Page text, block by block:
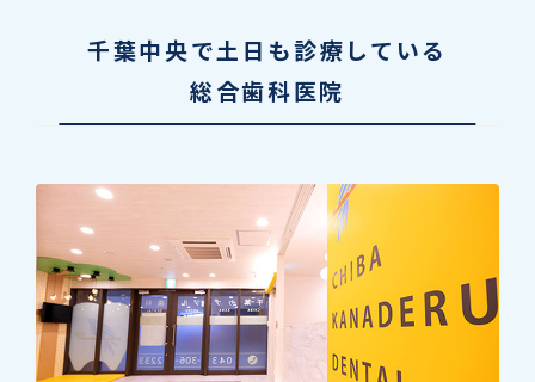
千葉中央で土日も診療している
総合歯科医院